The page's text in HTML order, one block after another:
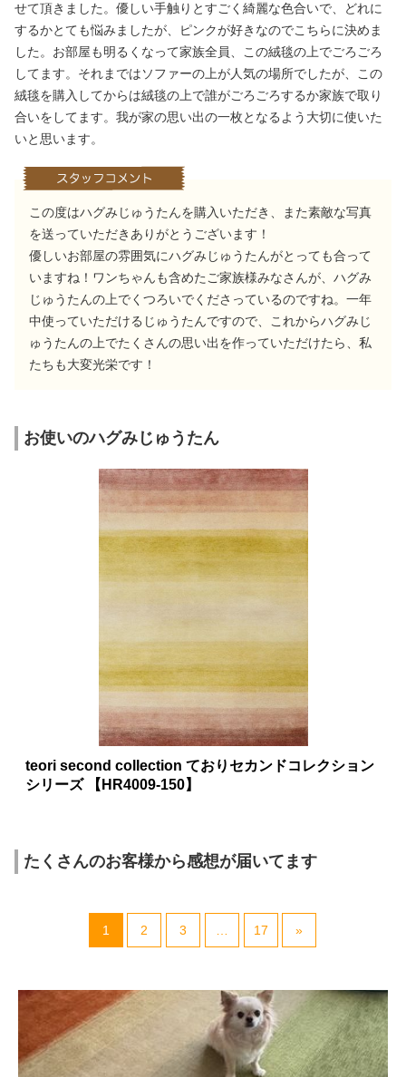
せて頂きました。優しい手触りとすごく綺麗な色合いで、どれに
するかとても悩みましたが、ピンクが好きなのでこちらに決めま
した。お部屋も明るくなって家族全員、この絨毯の上でごろごろ
してます。それまではソファーの上が人気の場所でしたが、この
絨毯を購入してからは絨毯の上で誰がごろごろするか家族で取り
合いをしてます。我が家の思い出の一枚となるよう大切に使いた
いと思います。
この度はハグみじゅうたんを購入いただき、また素敵な写真
を送っていただきありがとうございます！
優しいお部屋の雰囲気にハグみじゅうたんがとっても合って
いますね！ワンちゃんも含めたご家族様みなさんが、ハグみ
じゅうたんの上でくつろいでくださっているのですね。一年
中使っていただけるじゅうたんですので、これからハグみじ
ゅうたんの上でたくさんの思い出を作っていただけたら、私
たちも大変光栄です！
お使いのハグみじゅうたん
teori second collection ておりセカンドコレクション
シリーズ 【HR4009-150】
たくさんのお客様から感想が届いてます
1 2 3 … 17 »